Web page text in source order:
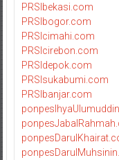
PRSIbekasi.com
PRSIbogor.com
PRSIcimahi.com
PRSIcirebon.com
PRSIdepok.com
PRSIsukabumi.com
PRSIbanjar.com